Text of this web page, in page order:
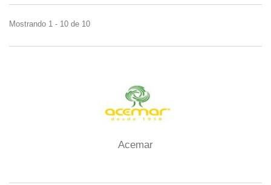
Mostrando 1 - 10 de 10
Acemar